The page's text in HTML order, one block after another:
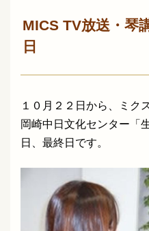
MICS TV放送・琴
日 琴教
１０月２２日から、ミク
岡崎中日文化センター「
日、最終日です。